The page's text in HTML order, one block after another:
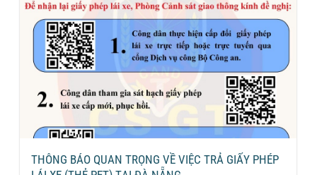
THÔNG BÁO QUAN TRỌNG VỀ VIỆC TRẢ GIẤY PHÉP